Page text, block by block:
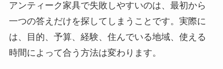
アンティーク家具で失敗しやすいのは、最初から
一つの答えだけを探してしまうことです。実際に
は、目的、予算、経験、住んでいる地域、使える
時間によって合う方法は変わります。